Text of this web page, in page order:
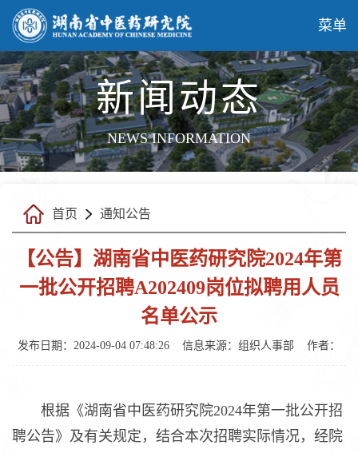
菜单
新闻动态
NEWS INFORMATION
首页 通知公告
【公告】湖南省中医药研究院2024年第
一批公开招聘A202409岗位拟聘用人员
名单公示
发布日期：2024-09-04 07:48:26 信息来源： 组织人事部 作者：
根据《湖南省中医药研究院2024年第一批公开招
聘公告》及有关规定，结合本次招聘实际情况，经院